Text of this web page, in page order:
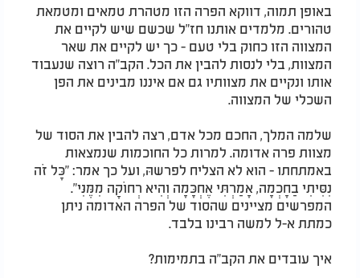
באופן תמוה, דווקא הפרה הזו מטהרת טמאים ומטמאת
טהורים. מלמדים אותנו חז"ל שכשם שיש לקיים את
המצווה הזו כחוק בלי טעם - כך יש לקיים את שאר
המצוות, בלי לנסות להבין את הכל. הקב"ה רוצה שנעבוד
אותו ונקיים את מצוותיו גם אם איננו מבינים את הפן
השכלי של המצווה.
שלמה המלך, החכם מכל אדם, רצה להבין את הסוד של
מצוות פרה אדומה. למרות כל החוכמות שנמצאות
באמתחתו - הוא לא הצליח לפרשהּ, ועל כך אמר: "כָּל זֹה
נִסִּיתִי בַחָכְמָה, אָמַרְתִּי אֶחְכָּמָה וְהִיא רְחוֹקָה מִמֶּנִּי".
המפרשים מציינים שהסוד של הפרה האדומה ניתן
כמתת א-ל למשה רבינו בלבד.
איך עובדים את הקב"ה בתמימות?